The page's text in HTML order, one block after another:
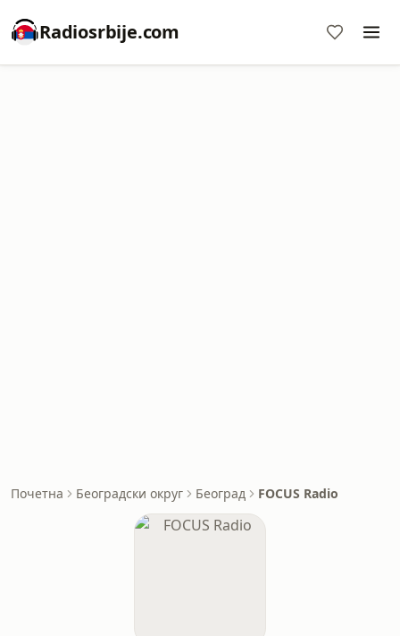
Radiosrbije.com
Почетна Београдски округ Београд FOCUS Radio